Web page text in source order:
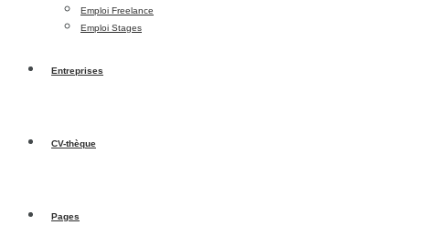
Emploi Freelance
Emploi Stages
Entreprises
CV-thèque
Pages